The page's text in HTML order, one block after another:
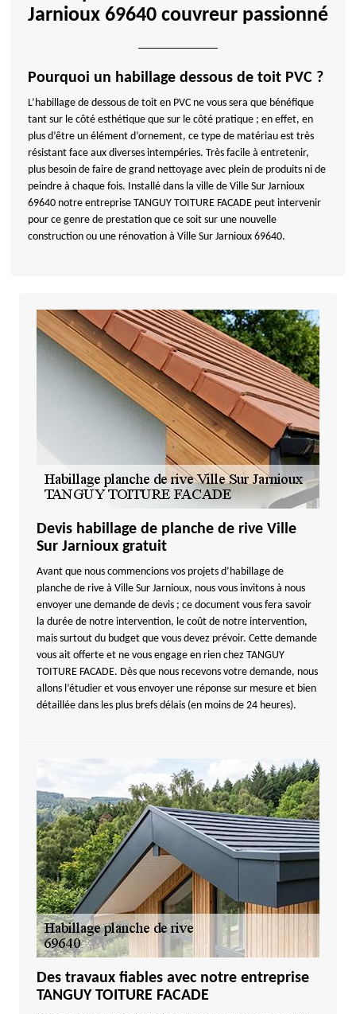
Jarnioux 69640 couvreur passionné
Pourquoi un habillage dessous de toit PVC ?
L’habillage de dessous de toit en PVC ne vous sera que bénéfique
tant sur le côté esthétique que sur le côté pratique ; en effet, en
plus d’être un élément d’ornement, ce type de matériau est très
résistant face aux diverses intempéries. Très facile à entretenir,
plus besoin de faire de grand nettoyage avec plein de produits ni de
peindre à chaque fois. Installé dans la ville de Ville Sur Jarnioux
69640 notre entreprise TANGUY TOITURE FACADE peut intervenir
pour ce genre de prestation que ce soit sur une nouvelle
construction ou une rénovation à Ville Sur Jarnioux 69640.
Devis habillage de planche de rive Ville
Sur Jarnioux gratuit
Avant que nous commencions vos projets d’habillage de
planche de rive à Ville Sur Jarnioux, nous vous invitons à nous
envoyer une demande de devis ; ce document vous fera savoir
la durée de notre intervention, le coût de notre intervention,
mais surtout du budget que vous devez prévoir. Cette demande
vous ait offerte et ne vous engage en rien chez TANGUY
TOITURE FACADE. Dès que nous recevons votre demande, nous
allons l’étudier et vous envoyer une réponse sur mesure et bien
détaillée dans les plus brefs délais (en moins de 24 heures).
Des travaux fiables avec notre entreprise
TANGUY TOITURE FACADE